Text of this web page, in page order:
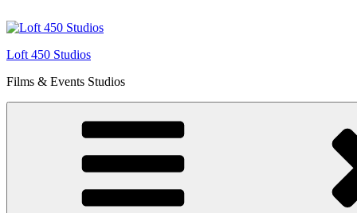
al
Loft 450 Studios
Films & Events Studios